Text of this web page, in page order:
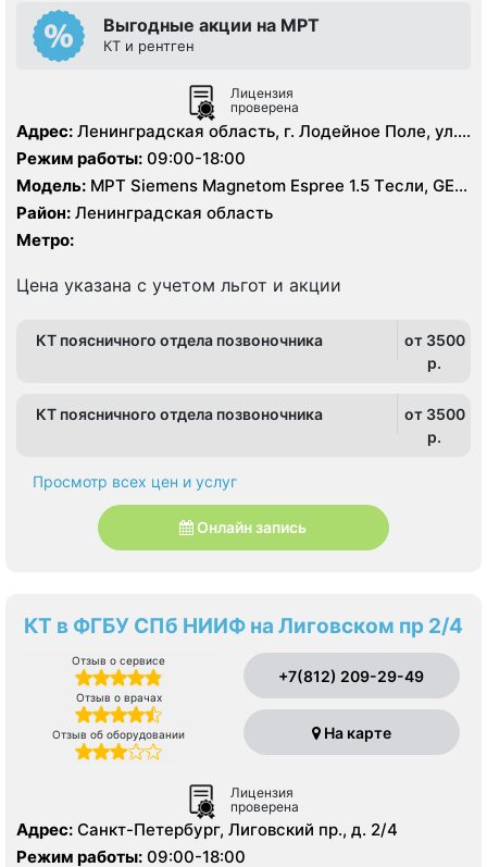
Выгодные акции на МРТ
КТ и рентген
Лицензия
проверена
Адрес: Ленинградская область, г. Лодейное Поле, ул.
Гагарина, д. 1
Режим работы: 09:00-18:00
Модель: МРТ Siemens Magnetom Espree 1.5 Tесли, GE
BrightSpeed 16 срезов, УЗИ аппарат, Рентген
Район: Ленинградская область
Метро:
Цена указана с учетом льгот и акции
КТ поясничного отдела позвоночника
от 3500
p.
КТ поясничного отдела позвоночника
от 3500
p.
Просмотр всех цен и услуг
Онлайн запись
КТ в ФГБУ СПб НИИФ на Лиговском пр 2/4
Отзыв о сервисе
Отзыв о врачах
Отзыв об оборудовании
+7(812) 209-29-49
На карте
Лицензия
проверена
Адрес: Санкт-Петербург, Лиговский пр., д. 2/4
Режим работы: 09:00-18:00